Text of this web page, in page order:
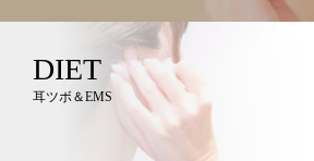
DIET
耳ツボ＆EMS